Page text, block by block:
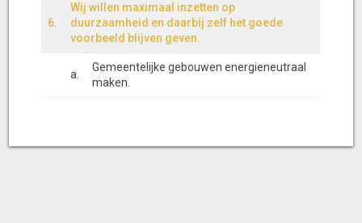
6.
Wij willen maximaal inzetten op
duurzaamheid en daarbij zelf het goede
voorbeeld blijven geven.
a.
Gemeentelijke gebouwen energieneutraal
maken.